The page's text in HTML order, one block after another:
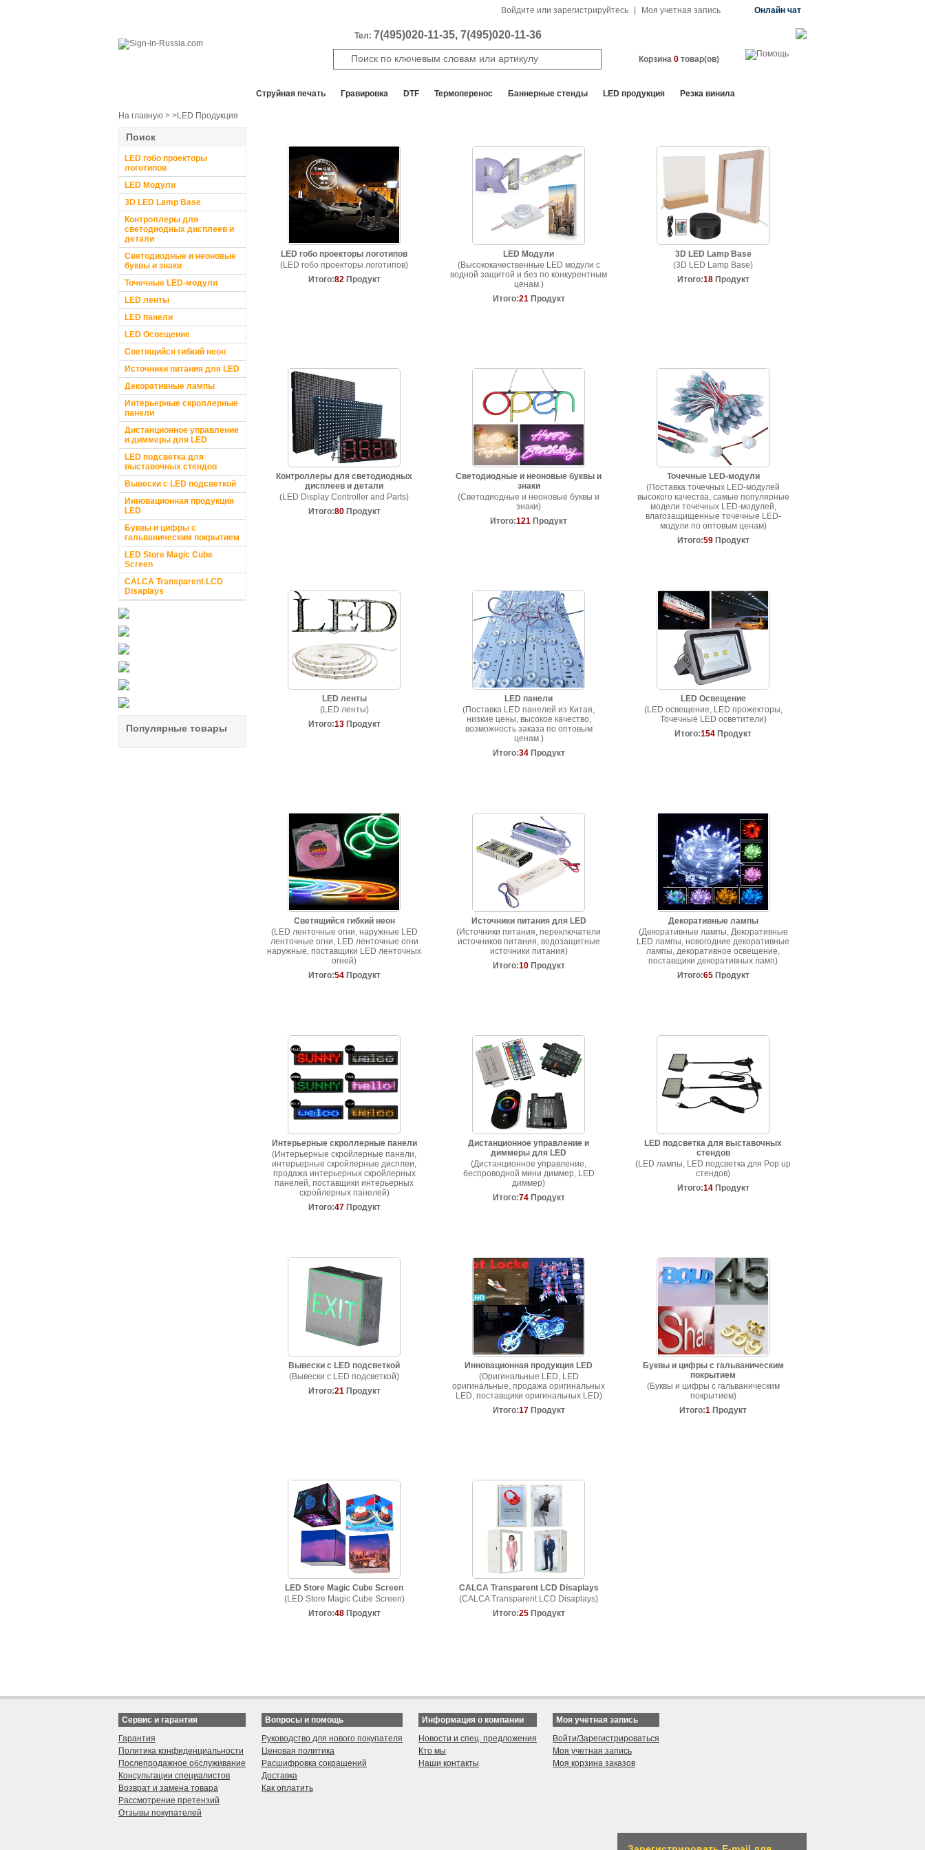
Войдите или зарегистрируйтесь Моя учетная запись Онлайн чат
Тел: 7(495)020-11-35, 7(495)020-11-36
Корзина 0товар(ов)
Cтруйная печать Гравировка DTF Термоперенос Баннерные стенды LED продукция Резка винила
На главную > >LED Продукция
Поиск
LED гобо проекторы
логотипов
LED Модули
3D LED Lamp Base
Контроллеры для
светодиодных дисплеев и
детали
Светодиодные и неоновые
буквы и знаки
Точечные LED-модули
LED ленты
LED панели
LED Освещение
Светящийся гибкий неон
Источники питания для LED
Декоративные лампы
Интерьерные скроллерные
панели
Дистанционное управление
и диммеры для LED
LED подсветка для
выставочных стендов
Вывески с LED подсветкой
Инновационная продукция
LED
Буквы и цифры с
гальваническим покрытием
LED Store Magic Cube
Screen
CALCA Transparent LCD
Disaplays
Популярные товары
LED гобо проекторы логотипов
(LED гобо проекторы логотипов)
Итого:82Продукт
LED Модули
(Высококачественные LED модули с
водной защитой и без по конкурентным
ценам.)
Итого:21Продукт
3D LED Lamp Base
(3D LED Lamp Base)
Итого:18Продукт
Контроллеры для светодиодных
дисплеев и детали
(LED Display Controller and Parts)
Итого:80Продукт
Светодиодные и неоновые буквы и
знаки
(Светодиодные и неоновые буквы и
знаки)
Итого:121 Продукт
Точечные LED-модули
(Поставка точечных LED-модулей
высокого качества, самые популярные
модели точечных LED-модулей,
влагозащищенные точечные LED-
модули по оптовым ценам)
Итого:59Продукт
LED ленты
(LED ленты)
Итого:13Продукт
LED панели
(Поставка LED панелей из Китая,
низкие цены, высокое качество,
возможность заказа по оптовым
ценам.)
Итого:34Продукт
LED Освещение
(LED освещение, LED прожекторы,
Точечные LED осветители)
Итого:154 Продукт
Светящийся гибкий неон
(LED ленточные огни, наружные LED
ленточные огни, LED ленточные огни
наружные, поставщики LED ленточных
огней)
Итого:54Продукт
Источники питания для LED
(Источники питания, переключатели
источников питания, водозащитные
источники питания)
Итого:10Продукт
Декоративные лампы
(Декоративные лампы, Декоративные
LED лампы, новогодние декоративные
лампы, декоративное освещение,
поставщики декоративных ламп)
Итого:65Продукт
Интерьерные скроллерные панели
(Интерьерные скройлерные панели,
интерьерные скройлерные дисплеи,
продажа интерьерных скройлерных
панелей, поставщики интерьерных
скройлерных панелей)
Итого:47Продукт
Дистанционное управление и
диммеры для LED
(Дистанционное управление,
беспроводной мини диммер, LED
диммер)
Итого:74Продукт
LED подсветка для выставочных
стендов
(LED лампы, LED подсветка для Pop up
стендов)
Итого:14Продукт
Вывески с LED подсветкой
(Вывески с LED подсветкой)
Итого:21Продукт
Инновационная продукция LED
(Оригинальные LED, LED
оригинальные, продажа оригинальных
LED, поставщики оригинальных LED)
Итого:17Продукт
Буквы и цифры с гальваническим
покрытием
(Буквы и цифры с гальваническим
покрытием)
Итого:1 Продукт
LED Store Magic Cube Screen
(LED Store Magic Cube Screen)
Итого:48Продукт
CALCA Transparent LCD Disaplays
(CALCA Transparent LCD Disaplays)
Итого:25Продукт
Сервис и гарантия
Гарантия
Политика конфиденциальности
Послепродажное обслуживание
Консультации специалистов
Возврат и замена товара
Рассмотрение претензий
Отзывы покупателей
Вопросы и помощь
Руководство для нового покупателя
Ценовая политика
Расшифровка сокращений
Доставка
Как оплатить
Информация о компании
Новости и спец. предложения
Кто мы
Наши контакты
Моя учетная запись
Войти/Зарегистрироваться
Моя учетная запись
Моя корзина заказов